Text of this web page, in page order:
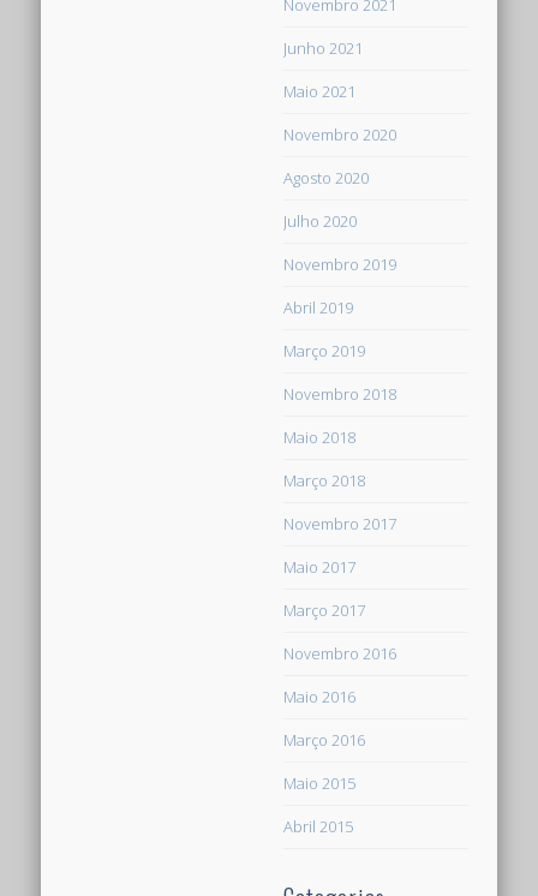
Novembro 2021
Junho 2021
Maio 2021
Novembro 2020
Agosto 2020
Julho 2020
Novembro 2019
Abril 2019
Março 2019
Novembro 2018
Maio 2018
Março 2018
Novembro 2017
Maio 2017
Março 2017
Novembro 2016
Maio 2016
Março 2016
Maio 2015
Abril 2015